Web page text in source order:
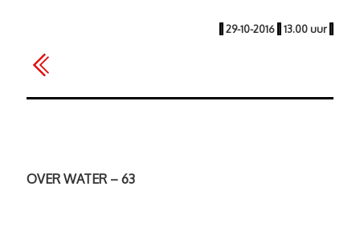
| 29-10-2016 | 13.00 uur |
OVER WATER – 63